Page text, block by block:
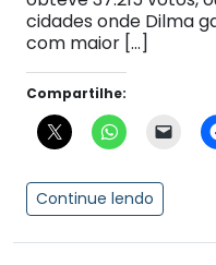
cidades onde Dilma
com maior […]
Compartilhe:
Continue lendo